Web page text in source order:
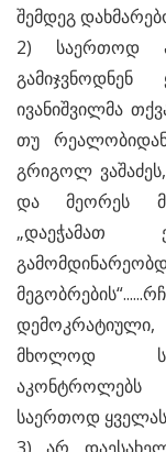
შემდეგ
2) საერთოდ
ივანიშვილმა
თუ
გრიგოლ
და მეორეს
„დაეჭამათ
მხოლოდ
საერთოდ ყველას